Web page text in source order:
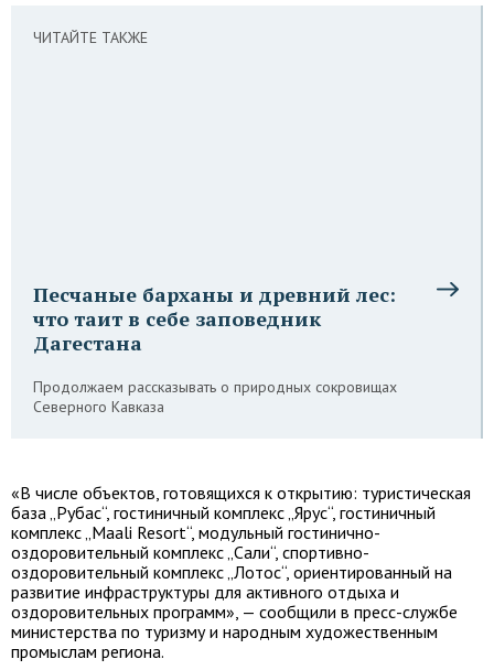
ЧИТАЙТЕ ТАКЖЕ
Песчаные барханы и древний лес:
что таит в себе заповедник
Дагестана
Продолжаем рассказывать о природных сокровищах
Северного Кавказа
«В числе объектов, готовящихся к открытию: туристическая
база „Рубас“, гостиничный комплекс „Ярус“, гостиничный
комплекс „Maali Resort“, модульный гостинично-
оздоровительный комплекс „Сали“, спортивно-
оздоровительный комплекс „Лотос“, ориентированный на
развитие инфраструктуры для активного отдыха и
оздоровительных программ», — сообщили в пресс-службе
министерства по туризму и народным художественным
промыслам региона.